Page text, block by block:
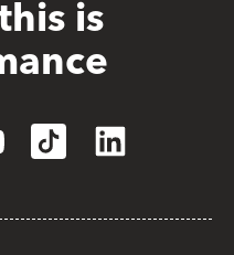
is